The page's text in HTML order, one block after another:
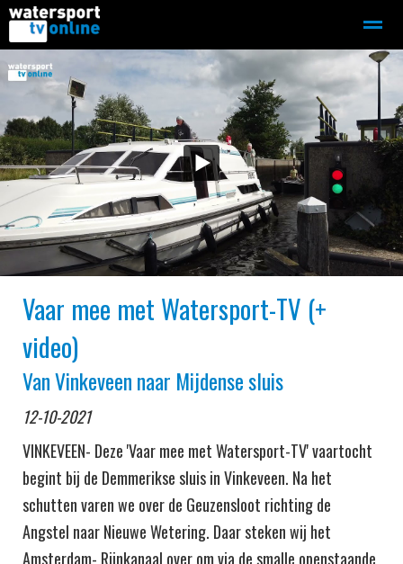
Zeilen Motorboot-sloep Adverteren
Home Contact Bellen Zoeken
Vaar mee met Watersport-TV (+
video)
Van Vinkeveen naar Mijdense sluis
12-10-2021
VINKEVEEN- Deze 'Vaar mee met Watersport-TV' vaartocht
begint bij de Demmerikse sluis in Vinkeveen. Na het
schutten varen we over de Geuzensloot richting de
Angstel naar Nieuwe Wetering. Daar steken wij het
Amsterdam- Rijnkanaal over om via de smalle openstaande